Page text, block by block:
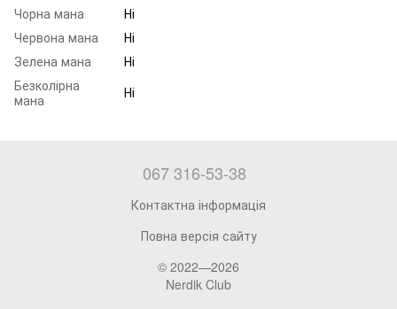
Чорна мана
Ні
Червона мана
Ні
Зелена мана
Ні
Безколірна
мана
Ні
067 316-53-38
Контактна інформація
Повна версія сайту
© 2022—2026
Nerdik Club